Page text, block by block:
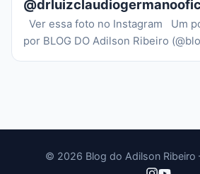
Ver essa foto no Instagram Um
por BLOG DO Adilson Ribeiro
© 2026 Blog do Adilson